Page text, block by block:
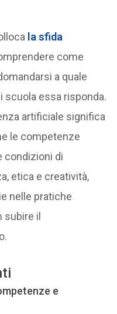
la sfida
come
a quale
scuola essa risponda.
artificiale significa
le competenze
condizioni di
etica e creatività,
nelle pratiche
subire il
e